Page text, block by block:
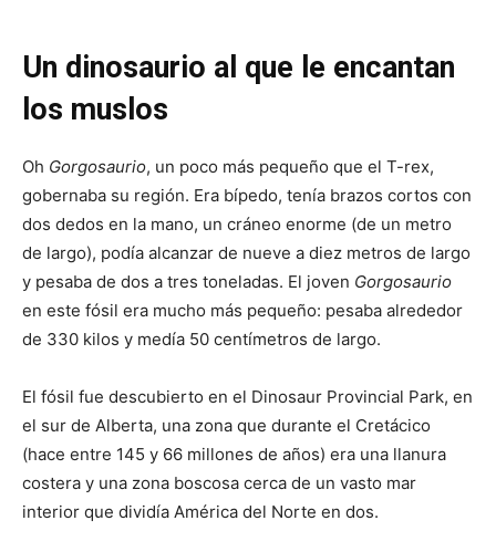
Un dinosaurio al que le encantan
los muslos
Oh Gorgosaurio, un poco más pequeño que el T-rex,
gobernaba su región. Era bípedo, tenía brazos cortos con
dos dedos en la mano, un cráneo enorme (de un metro
de largo), podía alcanzar de nueve a diez metros de largo
y pesaba de dos a tres toneladas. El joven Gorgosaurio
en este fósil era mucho más pequeño: pesaba alrededor
de 330 kilos y medía 50 centímetros de largo.
El fósil fue descubierto en el Dinosaur Provincial Park, en
el sur de Alberta, una zona que durante el Cretácico
(hace entre 145 y 66 millones de años) era una llanura
costera y una zona boscosa cerca de un vasto mar
interior que dividía América del Norte en dos.